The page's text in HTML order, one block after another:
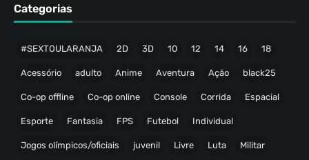
Categorias
#SEXTOULARANJA 2D 3D 10 12 14 16 18
Acessório adulto Anime Aventura Ação black25
Co-op offline Co-op online Console Corrida Espacial
Esporte Fantasia FPS Futebol Individual
Jogos olímpicos/oficiais juvenil Livre Luta Militar